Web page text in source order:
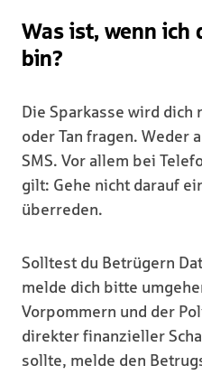
Was ist, wenn ich
bin?
Die Sparkasse wird dich
oder Tan fragen. Weder
SMS. Vor allem bei
gilt: Gehe nicht darauf
überreden.
Solltest du Betrügern
melde dich bitte
Vorpommern und der
direkter finanzieller
sollte, melde den